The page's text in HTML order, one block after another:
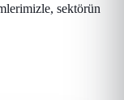
sektörün